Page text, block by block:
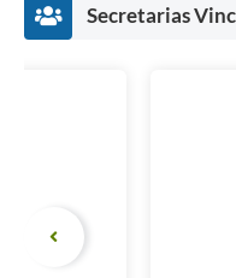
Secretarias